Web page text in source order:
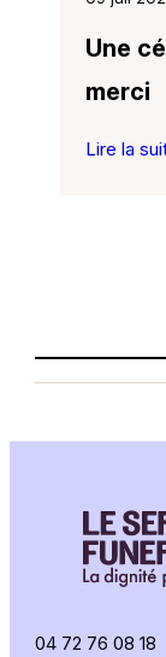
Une
merci
Lire la
:
merci
04 72 76 08 18